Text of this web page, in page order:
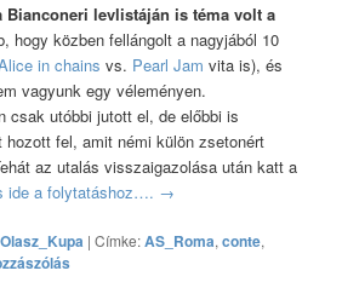
Bianconeri levlistáján is téma volt a
hogy közben fellángolt a nagyjából 10
in chains vs. Pearl Jam vita is), és
vagyunk egy véleményen.
csak utóbbi jutott el, de előbbi is
hozott fel, amit némi külön zsetonért
az utalás visszaigazolása után katt a
ide a folytatáshoz…. →
Olasz_Kupa |Címke:AS_Roma,conte,